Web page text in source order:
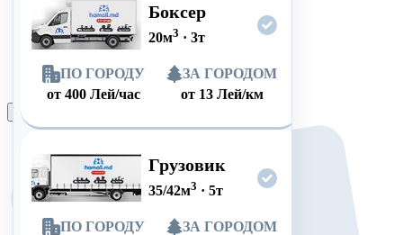
Боксер
20м3 · 3т
ПО ГОРОДУ
от 400 Лей/час
ЗА ГОРОДОМ
от 13 Лей/км
Грузовик
35/42м3 · 5т
ПО ГОРОДУ
ЗА ГОРОДОМ
Оформить заказ